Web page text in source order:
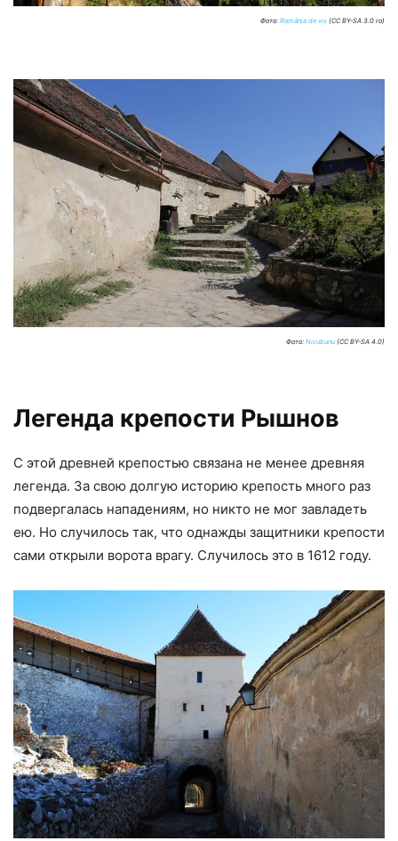
Фото: România de vis (CC BY-SA 3.0 ro)
Фото: Nicubunu (CC BY-SA 4.0)
Легенда крепости Рышнов
С этой древней крепостью связана не менее древняя
легенда. За свою долгую историю крепость много раз
подвергалась нападениям, но никто не мог завладеть
ею. Но случилось так, что однажды защитники крепости
сами открыли ворота врагу. Случилось это в 1612 году.